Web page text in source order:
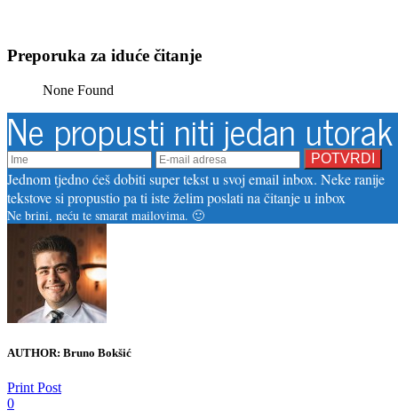
Preporuka za iduće čitanje
None Found
Ne propusti niti jedan utorak
Jednom tjedno ćeš dobiti super tekst u svoj email inbox. Neke ranije
tekstove si propustio pa ti iste želim poslati na čitanje u inbox
Ne brini, neću te smarat mailovima. 🙂
AUTHOR: Bruno Bokšić
Print Post
0